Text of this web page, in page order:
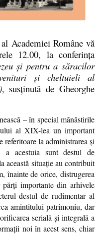
Academiei Române vă
12.00, la conferința
şi pentru a săracilor
şi cheltuieli al
, susținută de Gheorghe
– în special mănăstirile
al XIX-lea un important
referitoare la administrarea şi
a acestuia sunt destul de
această situaţie au contribuit
înainte de orice, distrugerea
importante din arhivele
destul de rudimentar al
amintitului patrimoniu, dar
serială şi integrală a
noi în acest sens, chiar